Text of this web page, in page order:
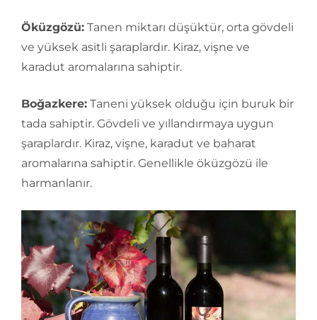
Öküzgözü: Tanen miktarı düşüktür, orta gövdeli
ve yüksek asitli şaraplardır. Kiraz, vişne ve
karadut aromalarına sahiptir.
Boğazkere: Taneni yüksek olduğu için buruk bir
tada sahiptir. Gövdeli ve yıllandırmaya uygun
şaraplardır. Kiraz, vişne, karadut ve baharat
aromalarına sahiptir. Genellikle öküzgözü ile
harmanlanır.